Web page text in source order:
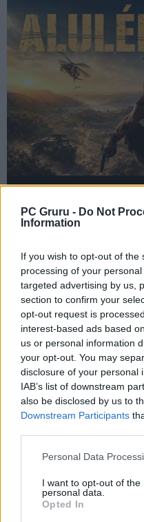
PC Gruru - Do Not
Information
If you wish to opt-out of
processing of your
targeted advertising by us,
section to confirm your
opt-out request is
interest-based ads based
us or personal information
your opt-out. You may
disclosure of your personal
IAB’s list of downstream
also be disclosed by us to
Downstream Participants
Personal Data
I want to opt-out of the
personal data.
Opted In
JÁTÉKADATLAP
Neverend